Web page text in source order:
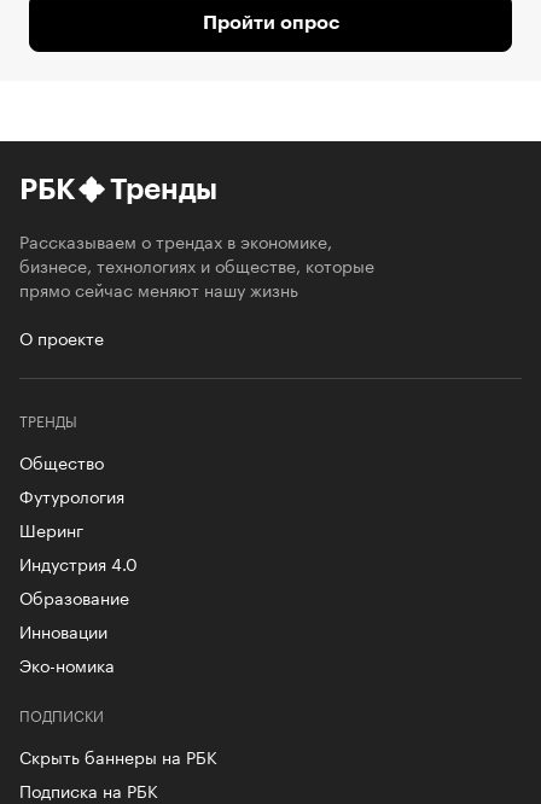
Пройти опрос
РБК Тренды
Рассказываем о трендах в экономике,
бизнесе, технологиях и обществе, которые
прямо сейчас меняют нашу жизнь
О проекте
ТРЕНДЫ
Общество
Футурология
Шеринг
Индустрия 4.0
Образование
Инновации
Эко-номика
ПОДПИСКИ
Скрыть баннеры на РБК
Подписка на РБК